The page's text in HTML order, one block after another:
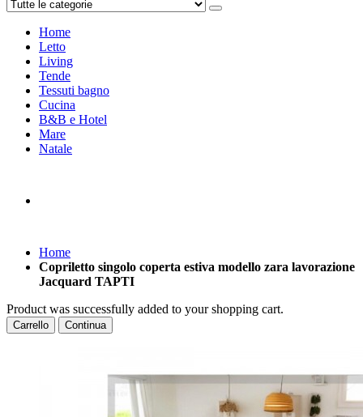
Home
Letto
Living
Tende
Tessuti bagno
Cucina
B&B e Hotel
Mare
Natale
Home
Copriletto singolo coperta estiva modello zara lavorazione
Jacquard TAPTI
Product was successfully added to your shopping cart.
Carrello Continua